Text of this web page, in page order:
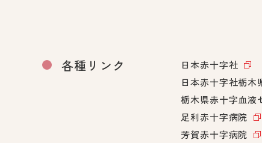
各種リンク
日本赤十字社
日本赤十字社栃木
栃木県赤十字血液
足利赤十字病院
芳賀赤十字病院